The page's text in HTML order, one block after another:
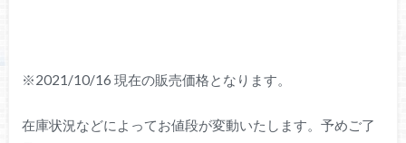
※2021/10/16 現在の販売価格となります。
在庫状況などによってお値段が変動いたします。予めご了